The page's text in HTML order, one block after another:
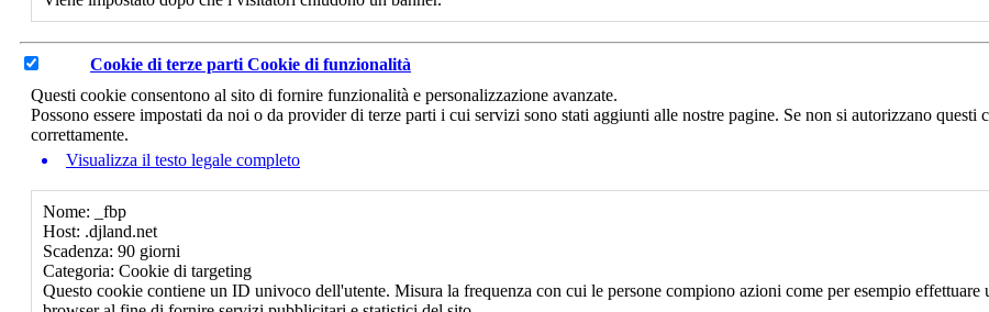
Cookie di terze parti Cookie di funzionalità
Questi cookie consentono al sito di fornire funzionalità e personalizzazione avanzate.
Possono essere impostati da noi o da provider di terze parti i cui servizi sono stati aggiunti alle nostre pagine. Se non si autorizzano
correttamente.
Visualizza il testo legale completo
Nome: _fbp
Host: .djland.net
Scadenza: 90 giorni
Categoria: Cookie di targeting
Questo cookie contiene un ID univoco dell'utente. Misura la frequenza con cui le persone compiono azioni come per esempio